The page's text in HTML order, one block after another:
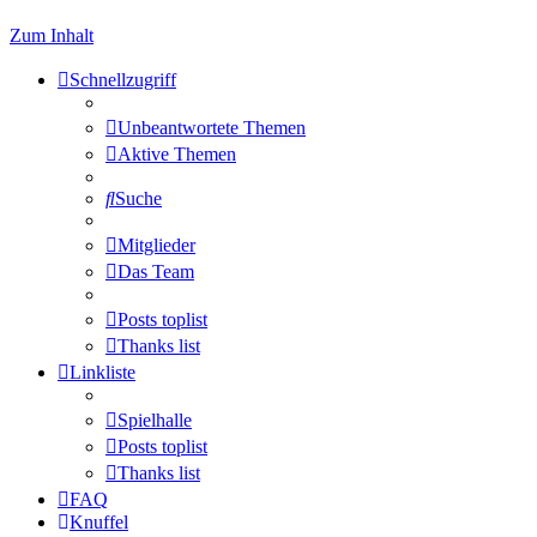
Zum Inhalt
Schnellzugriff
Unbeantwortete Themen
Aktive Themen
Suche
Mitglieder
Das Team
Posts toplist
Thanks list
Linkliste
Spielhalle
Posts toplist
Thanks list
FAQ
Knuffel